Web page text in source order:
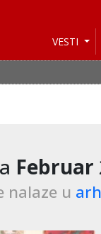
VESTI
Februar
nalaze u